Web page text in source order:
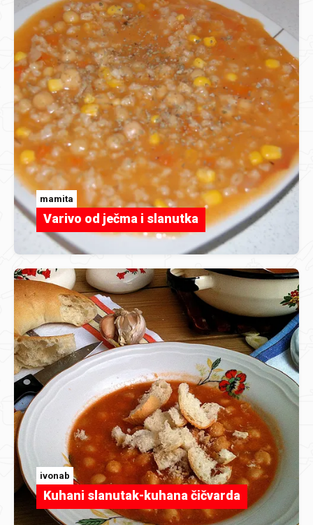
mamita
Varivo od ječma i slanutka
ivonab
Kuhani slanutak-kuhana čičvarda